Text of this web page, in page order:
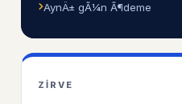
AynÄ± gÃ¼n Ã¶deme
ZIRVE